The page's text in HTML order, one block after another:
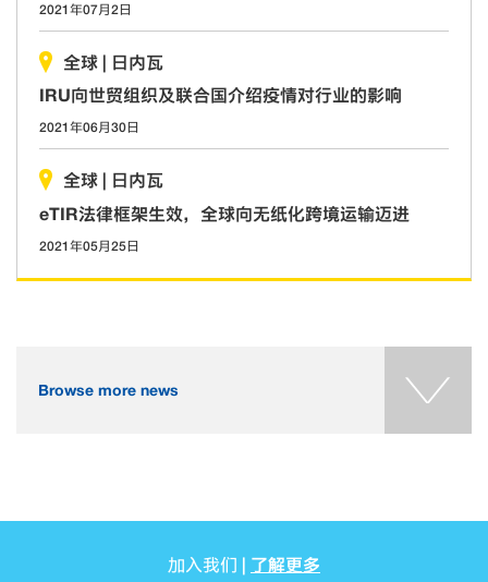
2021年07月2日
全球 | 日内瓦
IRU向世贸组织及联合国介绍疫情对行业的影响
2021年06月30日
全球 | 日内瓦
eTIR法律框架生效，全球向无纸化跨境运输迈进
2021年05月25日
Browse more news
加入我们 | 了解更多